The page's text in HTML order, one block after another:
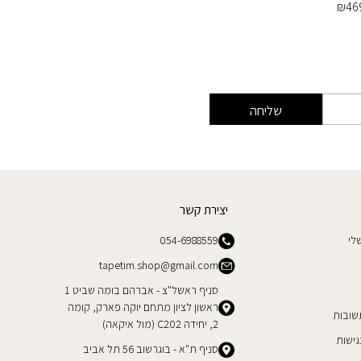
₪
שליחה
יצירת קשר
054-6988559
tapetim.shop@gmail.com
סניף ראשל"צ - אברהם בומה שביט 1
ראשון לציון מתחם יוקה פארק, קומה
2, יחידה C202 (מול איקאה)
סניף ת"א - בוגרשוב 56 תל אביב